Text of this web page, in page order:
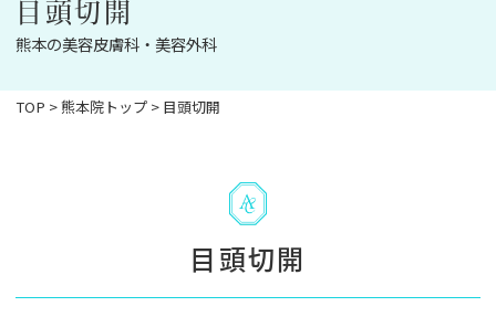
目頭切開
熊本の美容皮膚科・美容外科
TOP >熊本院トップ > 目頭切開
目頭切開